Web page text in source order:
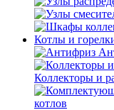
Котлы и
Коллекторы и
котлов